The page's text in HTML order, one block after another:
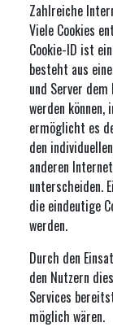
Zahlreiche
Viele Cookies
Cookie-ID ist
besteht aus
und Server
werden können,
ermöglicht es
den
anderen
unterscheiden.
die eindeutige
werden.
Durch den
den Nutzern
Services
möglich wären.